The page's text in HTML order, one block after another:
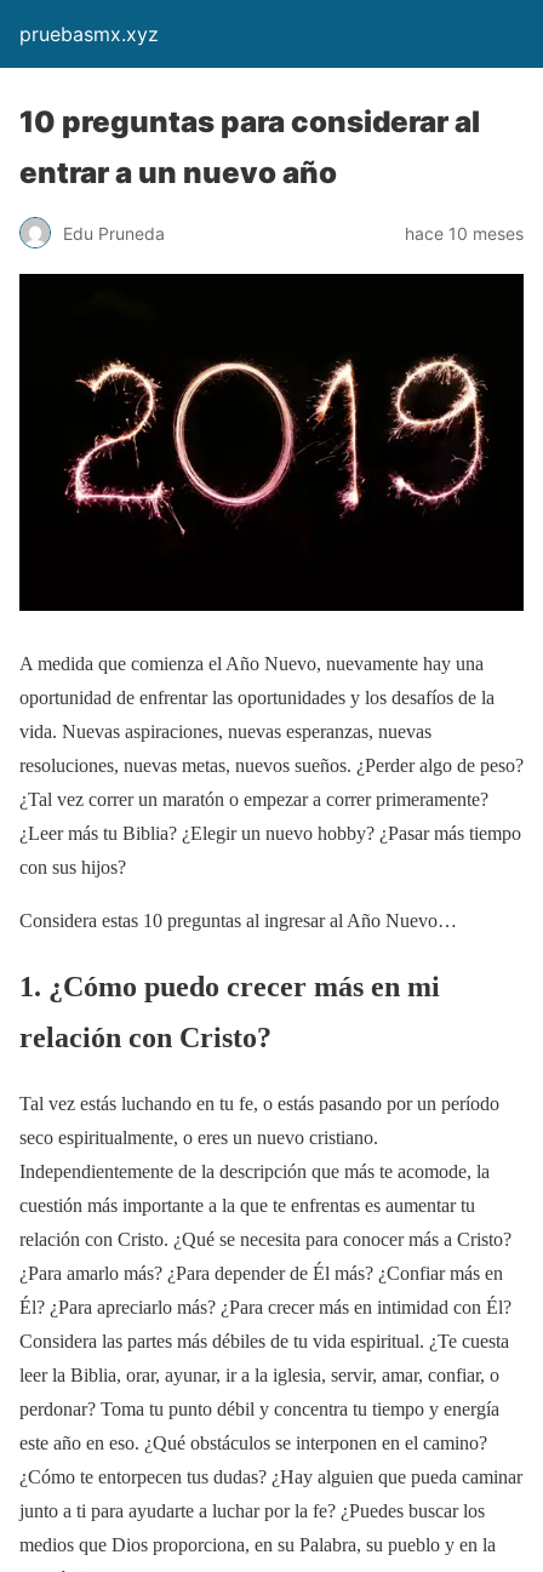
pruebasmx.xyz
10 preguntas para considerar al
entrar a un nuevo año
Edu Pruneda hace 10 meses
A medida que comienza el Año Nuevo, nuevamente hay una
oportunidad de enfrentar las oportunidades y los desafíos de la
vida. Nuevas aspiraciones, nuevas esperanzas, nuevas
resoluciones, nuevas metas, nuevos sueños. ¿Perder algo de peso?
¿Tal vez correr un maratón o empezar a correr primeramente?
¿Leer más tu Biblia? ¿Elegir un nuevo hobby? ¿Pasar más tiempo
con sus hijos?
Considera estas 10 preguntas al ingresar al Año Nuevo…
1. ¿Cómo puedo crecer más en mi
relación con Cristo?
Tal vez estás luchando en tu fe, o estás pasando por un período
seco espiritualmente, o eres un nuevo cristiano.
Independientemente de la descripción que más te acomode, la
cuestión más importante a la que te enfrentas es aumentar tu
relación con Cristo. ¿Qué se necesita para conocer más a Cristo?
¿Para amarlo más? ¿Para depender de Él más? ¿Confiar más en
Él? ¿Para apreciarlo más? ¿Para crecer más en intimidad con Él?
Considera las partes más débiles de tu vida espiritual. ¿Te cuesta
leer la Biblia, orar, ayunar, ir a la iglesia, servir, amar, confiar, o
perdonar? Toma tu punto débil y concentra tu tiempo y energía
este año en eso. ¿Qué obstáculos se interponen en el camino?
¿Cómo te entorpecen tus dudas? ¿Hay alguien que pueda caminar
junto a ti para ayudarte a luchar por la fe? ¿Puedes buscar los
medios que Dios proporciona, en su Palabra, su pueblo y en la